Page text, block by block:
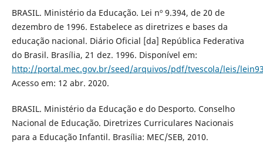
BRASIL. Ministério da Educação. Lei nº 9.394, de 20 de
dezembro de 1996. Estabelece as diretrizes e bases da
educação nacional. Diário Oficial [da] República Federativa
do Brasil. Brasília, 21 dez. 1996. Disponível em:
http://portal.mec.gov.br/seed/arquivos/pdf/tvescola/leis/
Acesso em: 12 abr. 2020.
BRASIL. Ministério da Educação e do Desporto. Conselho
Nacional de Educação. Diretrizes Curriculares Nacionais
para a Educação Infantil. Brasília: MEC/SEB, 2010.